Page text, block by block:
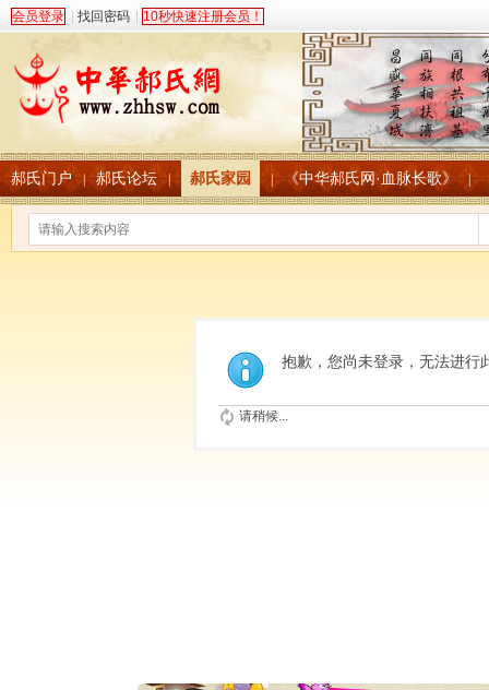
会员登录 找回密码 10秒快速注册会员！
郝氏门户 | 郝氏论坛 | 郝氏家园 《中华郝氏网·血脉长歌》
抱歉，您尚未登录，无法进行
请稍候...